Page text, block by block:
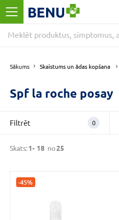
Sākums Skaistums un ādas kopšana
FiltrētNoņemt
filtrus
Kategorijas
E
-
APTIEKA
(25)
Skaistums
un
(25)
Sauļošanās
Spf la roche posay
Skats:1- 18 no25
Filtrēt 0
-45%